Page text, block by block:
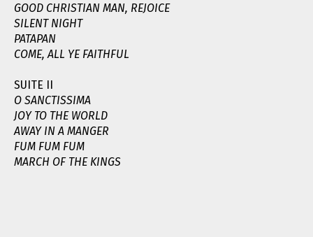
GOOD CHRISTIAN MAN, REJOICE
SILENT NIGHT
PATAPAN
COME, ALL YE FAITHFUL
SUITE II
O SANCTISSIMA
JOY TO THE WORLD
AWAY IN A MANGER
FUM FUM FUM
MARCH OF THE KINGS